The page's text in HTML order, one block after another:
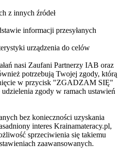
z innych źródeł
informacji przesyłanych
urządzenia do celów
nasi Zaufani Partnerzy IAB oraz
potrzebują Twojej zgody, którą
w przycisk "ZGADZAM SIĘ"
zgody w ramach ustawień
bez konieczności uzyskania
interes Krainamateracy.pl,
sprzeciwienia się takiemu
zaawansowanych.